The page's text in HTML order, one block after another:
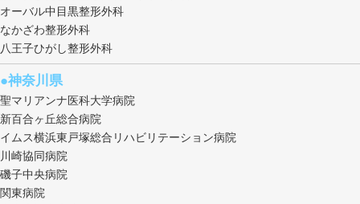
オーバル中目黒整形外科
なかざわ整形外科
八王子ひがし整形外科
●神奈川県
聖マリアンナ医科大学病院
新百合ヶ丘総合病院
イムス横浜東戸塚総合リハビリテーション病院
川崎協同病院
磯子中央病院
関東病院